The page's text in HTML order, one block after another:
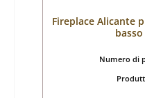
Fireplace Alicante
Numero di